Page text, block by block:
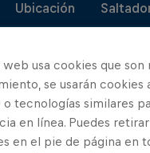
Ubicación
web usa cookies que
se usarán cookies
tecnologías similares
en línea. Puedes
en el pie de página en